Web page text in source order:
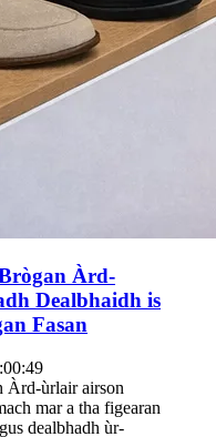
Àrd-
Dealbhaidh is
Fasan
Àrd-ùrlair airson
mar a tha figearan
dealbhadh ùr-